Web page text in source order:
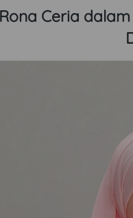
Ceria